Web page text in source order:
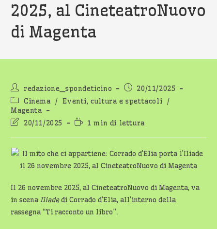
2025, al CineteatroNuovo
di Magenta
Autore
dell'articolo:
redazione_spondeticino
Articolo
pubblicato:
20/11/2025
Categoria
dell'articolo:
Cinema / Eventi, cultura e spettacoli /
Magenta
Ultima
dell'articolo:
20/11/2025
Tempo
lettura:
1 min di lettura
Il 26 novembre 2025, al CineteatroNuovo di Magenta, va
in scenaIliadedi Corrado d’Elia, all’interno della
rassegna “Ti racconto un libro”.